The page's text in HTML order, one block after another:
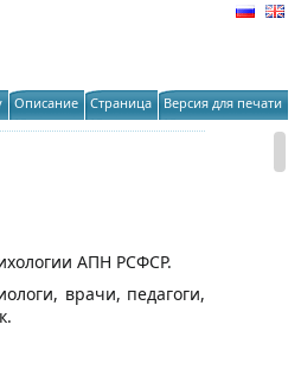
Описание Страница Версия для печати
АПН РСФСР.
врачи, педагоги,